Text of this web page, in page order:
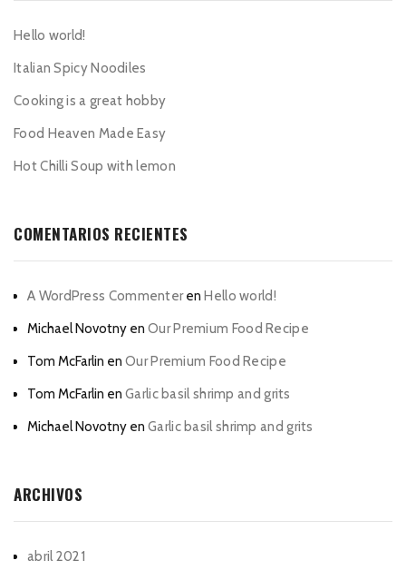
Hello world!
Italian Spicy Noodiles
Cooking is a great hobby
Food Heaven Made Easy
Hot Chilli Soup with lemon
COMENTARIOS RECIENTES
A WordPress CommenterenHello world!
Michael Novotny en Our Premium Food Recipe
Tom McFarlin en Our Premium Food Recipe
Tom McFarlin en Garlic basil shrimp and grits
Michael Novotny en Garlic basil shrimp and grits
ARCHIVOS
abril 2021